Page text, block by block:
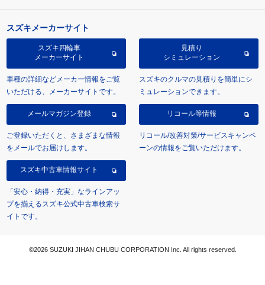
スズキメーカーサイト
スズキ四輪車
メーカーサイト
車種の詳細などメーカー情報をご覧
いただける、メーカーサイトです。
見積り
シミュレーション
スズキのクルマの見積りを簡単にシ
ミュレーションできます。
メールマガジン登録
ご登録いただくと、さまざまな情報
をメールでお届けします。
リコール等情報
リコール/改善対策/サービスキャンペ
ーンの情報をご覧いただけます。
スズキ中古車情報サイト
「安心・納得・充実」なラインアッ
プを揃えるスズキ公式中古車検索サ
イトです。
©2026 SUZUKI JIHAN CHUBU CORPORATION Inc. All rights reserved.